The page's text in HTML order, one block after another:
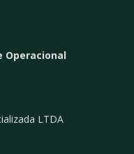
Operacional
LTDA